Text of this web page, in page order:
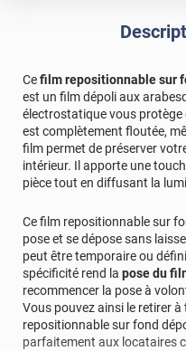
Livraison rapide,
*****
Il y a 1405
Le rendu est super, et
en se cachant du vis-à-
*****
Il y a 1411
Facilité de pose et super
Top
*****
Il y a 1524
TOP !!!!!!
*****
Il y a 1785
Facile à installer.
Cefilm repositionnable sur
est un film dépoli aux
électrostatique vous protège
est complètement floutée,
film permet de préserver
intérieur. Il apporte une
pièce tout en diffusant la
Ce film repositionnable sur
pose et se dépose sans
peut être temporaire ou
spécificité rend la pose du
recommencer la pose à
Vous pouvez ainsi le retirer
repositionnable sur fond
parfaitement aux locataires